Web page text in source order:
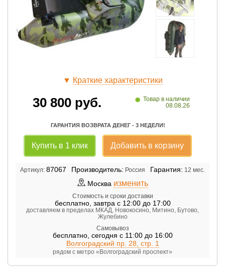
▼ Краткие характеристики
30 800руб. • Товар в наличии
08.08.26
ГАРАНТИЯ ВОЗВРАТА ДЕНЕГ - 3 НЕДЕЛИ!
Купить в 1 клик Добавить в корзину
Артикул: 87067 Производитель: Россия Гарантия: 12 мес.
Москва изменить
Стоимость и сроки доставки
бесплатно, завтра с 12:00 до 17:00
доставляем в пределах МКАД, Новокосино, Митино, Бутово,
Жулебино
Самовывоз
бесплатно, сегодня с 11:00 до 16:00
Волгоградский пр. 28, стр. 1
рядом с метро «Волгоградский проспект»